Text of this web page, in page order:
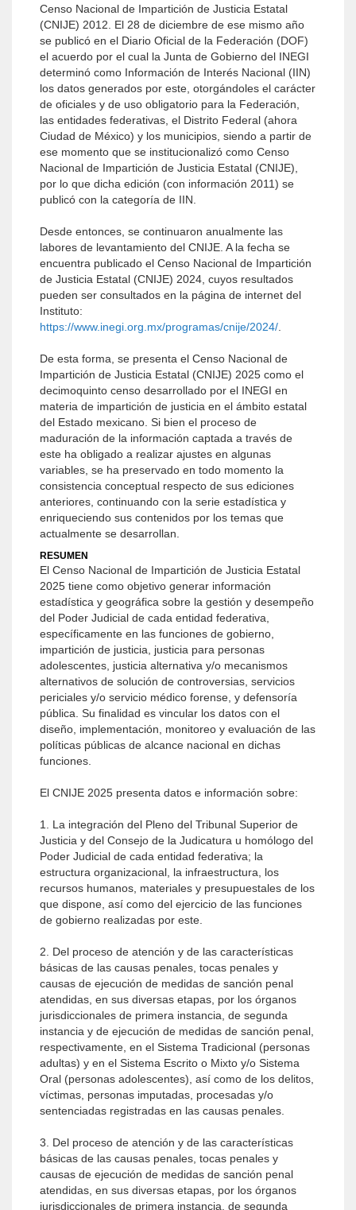
Censo Nacional de Impartición de Justicia Estatal
(CNIJE) 2012. El 28 de diciembre de ese mismo año
se publicó en el Diario Oficial de la Federación (DOF)
el acuerdo por el cual la Junta de Gobierno del INEGI
determinó como Información de Interés Nacional (IIN)
los datos generados por este, otorgándoles el carácter
de oficiales y de uso obligatorio para la Federación,
las entidades federativas, el Distrito Federal (ahora
Ciudad de México) y los municipios, siendo a partir de
ese momento que se institucionalizó como Censo
Nacional de Impartición de Justicia Estatal (CNIJE),
por lo que dicha edición (con información 2011) se
publicó con la categoría de IIN.
Desde entonces, se continuaron anualmente las
labores de levantamiento del CNIJE. A la fecha se
encuentra publicado el Censo Nacional de Impartición
de Justicia Estatal (CNIJE) 2024, cuyos resultados
pueden ser consultados en la página de internet del
Instituto:
https://www.inegi.org.mx/programas/cnije/2024/
De esta forma, se presenta el Censo Nacional de
Impartición de Justicia Estatal (CNIJE) 2025 como el
decimoquinto censo desarrollado por el INEGI en
materia de impartición de justicia en el ámbito estatal
del Estado mexicano. Si bien el proceso de
maduración de la información captada a través de
este ha obligado a realizar ajustes en algunas
variables, se ha preservado en todo momento la
consistencia conceptual respecto de sus ediciones
anteriores, continuando con la serie estadística y
enriqueciendo sus contenidos por los temas que
actualmente se desarrollan.
RESUMEN
El Censo Nacional de Impartición de Justicia Estatal
2025 tiene como objetivo generar información
estadística y geográfica sobre la gestión y desempeño
del Poder Judicial de cada entidad federativa,
específicamente en las funciones de gobierno,
impartición de justicia, justicia para personas
adolescentes, justicia alternativa y/o mecanismos
alternativos de solución de controversias, servicios
periciales y/o servicio médico forense, y defensoría
pública. Su finalidad es vincular los datos con el
diseño, implementación, monitoreo y evaluación de las
políticas públicas de alcance nacional en dichas
funciones.
El CNIJE 2025 presenta datos e información sobre:
1. La integración del Pleno del Tribunal Superior de
Justicia y del Consejo de la Judicatura u homólogo del
Poder Judicial de cada entidad federativa; la
estructura organizacional, la infraestructura, los
recursos humanos, materiales y presupuestales de los
que dispone, así como del ejercicio de las funciones
de gobierno realizadas por este.
2. Del proceso de atención y de las características
básicas de las causas penales, tocas penales y
causas de ejecución de medidas de sanción penal
atendidas, en sus diversas etapas, por los órganos
jurisdiccionales de primera instancia, de segunda
instancia y de ejecución de medidas de sanción penal,
respectivamente, en el Sistema Tradicional (personas
adultas) y en el Sistema Escrito o Mixto y/o Sistema
Oral (personas adolescentes), así como de los delitos,
víctimas, personas imputadas, procesadas y/o
sentenciadas registradas en las causas penales.
3. Del proceso de atención y de las características
básicas de las causas penales, tocas penales y
causas de ejecución de medidas de sanción penal
atendidas, en sus diversas etapas, por los órganos
jurisdiccionales de primera instancia, de segunda